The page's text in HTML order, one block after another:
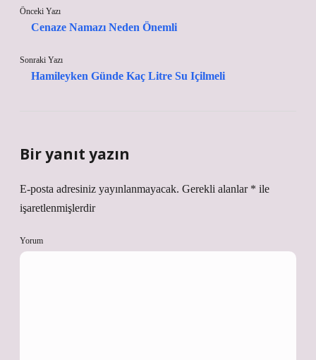
Önceki Yazı
Cenaze Namazı Neden Önemli
Sonraki Yazı
Hamileyken Günde Kaç Litre Su Içilmeli
Bir yanıt yazın
E-posta adresiniz yayınlanmayacak. Gerekli alanlar * ile
işaretlenmişlerdir
Yorum